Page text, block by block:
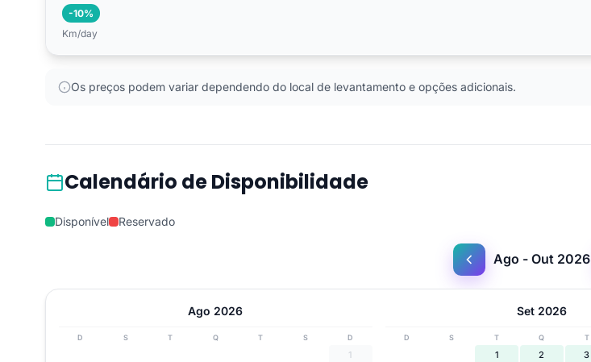
-10%
Km/day
Os preços podem variar dependendo do local de levantamento e opções adicionais.
Calendário de Disponibilidade
Disponível Reservado
Ago - Out 2026
Ago 2026
D S T Q T S D
1
Set 2026
D S T Q T
1 2 3